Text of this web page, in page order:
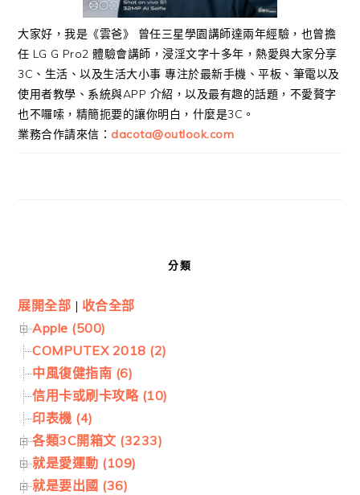
大家好，我是《雲爸》 曾任三星學園講師達兩年經驗，也曾擔
任 LG G Pro2 體驗會講師，浸淫文字十多年，熱愛與大家分享
3C、生活、以及生活大小事 專注於最新手機、平板、筆電以及
使用者教學、系統與APP 介紹，以及最有趣的話題，不愛贅字
也不囉嗦，精簡扼要的讓你明白，什麼是3C。
業務合作請來信： dacota@outlook.com
分類
展開全部 | 收合全部
Apple (500)
COMPUTEX 2018 (2)
中風復健指南 (6)
信用卡或刷卡攻略 (10)
印表機 (4)
各類3C開箱文 (3233)
就是愛運動 (109)
就是要出國 (36)